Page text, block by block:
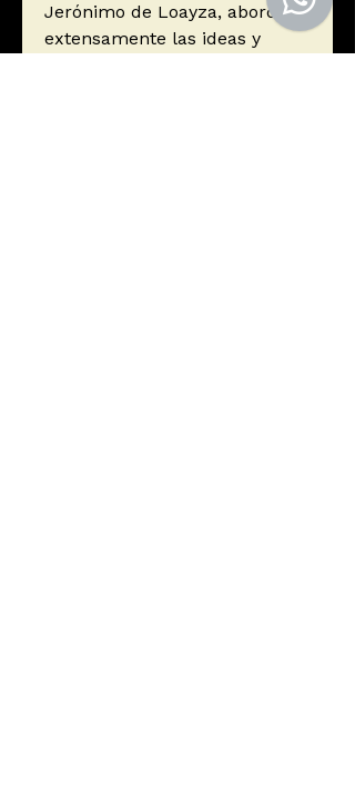
Jerónimo de Loayza, aborda
extensamente las ideas y